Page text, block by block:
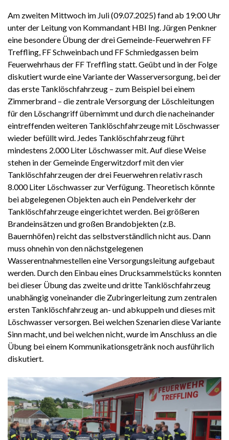
Am zweiten Mittwoch im Juli (09.07.2025) fand ab 19:00 Uhr
unter der Leitung von Kommandant HBI Ing. Jürgen Penkner
eine besondere Übung der drei Gemeinde-Feuerwehren FF
Treffling, FF Schweinbach und FF Schmiedgassen beim
Feuerwehrhaus der FF Treffling statt. Geübt und in der Folge
diskutiert wurde eine Variante der Wasserversorgung, bei der
das erste Tanklöschfahrzeug – zum Beispiel bei einem
Zimmerbrand – die zentrale Versorgung der Löschleitungen
für den Löschangriff übernimmt und durch die nacheinander
eintreffenden weiteren Tanklöschfahrzeuge mit Löschwasser
wieder befüllt wird. Jedes Tanklöschfahrzeug führt
mindestens 2.000 Liter Löschwasser mit. Auf diese Weise
stehen in der Gemeinde Engerwitzdorf mit den vier
Tanklöschfahrzeugen der drei Feuerwehren relativ rasch
8.000 Liter Löschwasser zur Verfügung. Theoretisch könnte
bei abgelegenen Objekten auch ein Pendelverkehr der
Tanklöschfahrzeuge eingerichtet werden. Bei größeren
Brandeinsätzen und großen Brandobjekten (z.B.
Bauernhöfen) reicht das selbstverständlich nicht aus. Dann
muss ohnehin von den nächstgelegenen
Wasserentnahmestellen eine Versorgungsleitung aufgebaut
werden. Durch den Einbau eines Drucksammelstücks konnten
bei dieser Übung das zweite und dritte Tanklöschfahrzeug
unabhängig voneinander die Zubringerleitung zum zentralen
ersten Tanklöschfahrzeug an- und abkuppeln und dieses mit
Löschwasser versorgen. Bei welchen Szenarien diese Variante
Sinn macht, und bei welchen nicht, wurde im Anschluss an die
Übung bei einem Kommunikationsgetränk noch ausführlich
diskutiert.